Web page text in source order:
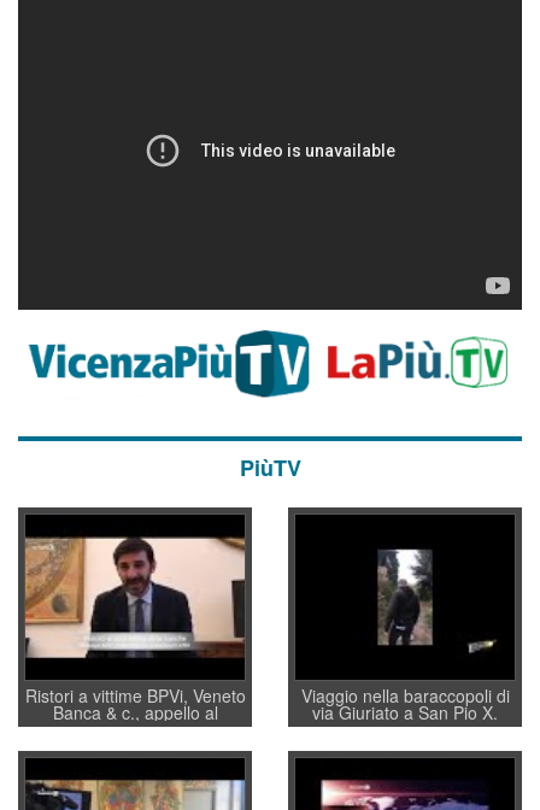
PiùTV
Ristori a vittime BPVi, Veneto
Banca & c., appello al
sottosegretario Alessio
Villarosa: per mettere ordine
convochi con Di Maio CNCU
a supporto della cabina di
regia al Mef
Viaggio nella baraccopoli di
via Giuriato a San Pio X.
Vicenza ai Vicentini: “faremo
un regalo di Natale ai
residenti”